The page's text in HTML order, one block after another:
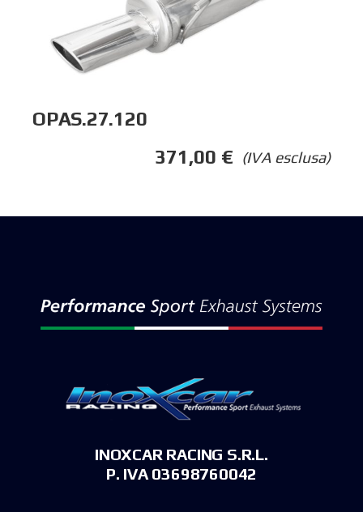
OPAS.27.120
(IVA esclusa)
371,00 €
INOXCAR RACING S.R.L.
P. IVA 03698760042